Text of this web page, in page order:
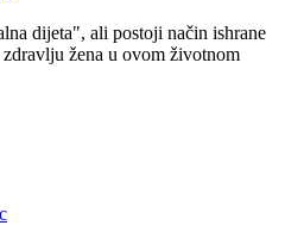
dijeta", ali postoji način ishrane
žena u ovom životnom